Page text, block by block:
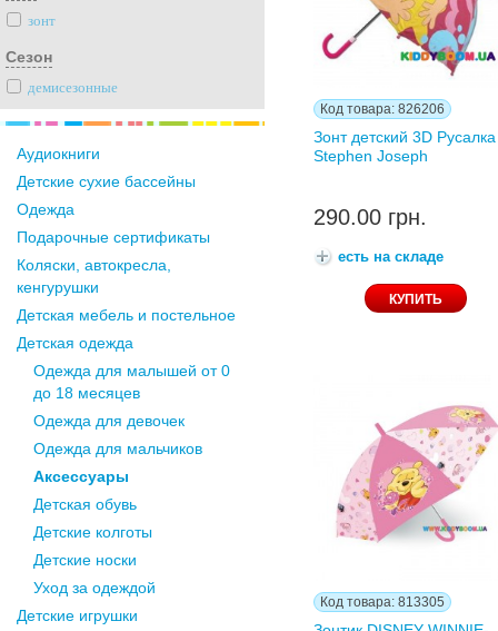
зонт
Сезон
демисезонные
Аудиокниги
Детские сухие бассейны
Одежда
Подарочные сертификаты
Коляски, автокресла,
кенгурушки
Детская мебель и постельное
Детская одежда
Одежда для малышей от 0
до 18 месяцев
Одежда для девочек
Одежда для мальчиков
Аксессуары
Детская обувь
Детские колготы
Детские носки
Уход за одеждой
Детские игрушки
Код товара: 826206
Зонт детский 3D Русалка
Stephen Joseph
290.00 грн.
есть на складе
Код товара: 813305